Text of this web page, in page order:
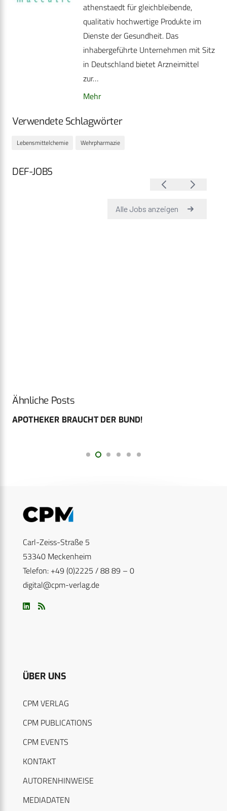
athenstaedt für gleichbleibende,
qualitativ hochwertige Produkte im
Dienste der Gesundheit. Das
inhabergeführte Unternehmen mit Sitz
in Deutschland bietet Arzneimittel
zur…
Mehr
Verwendete Schlagwörter
Lebensmittelchemie Wehrpharmazie
DEF-JOBS
Ähnliche Posts
APOTHEKER BRAUCHT DER BUND!
Carl-Zeiss-Straße 5
53340 Meckenheim
Telefon: +49 (0)2225 / 88 89 – 0
digital@cpm-verlag.de
ÜBER UNS
CPM VERLAG
CPM PUBLICATIONS
CPM EVENTS
KONTAKT
AUTORENHINWEISE
MEDIADATEN